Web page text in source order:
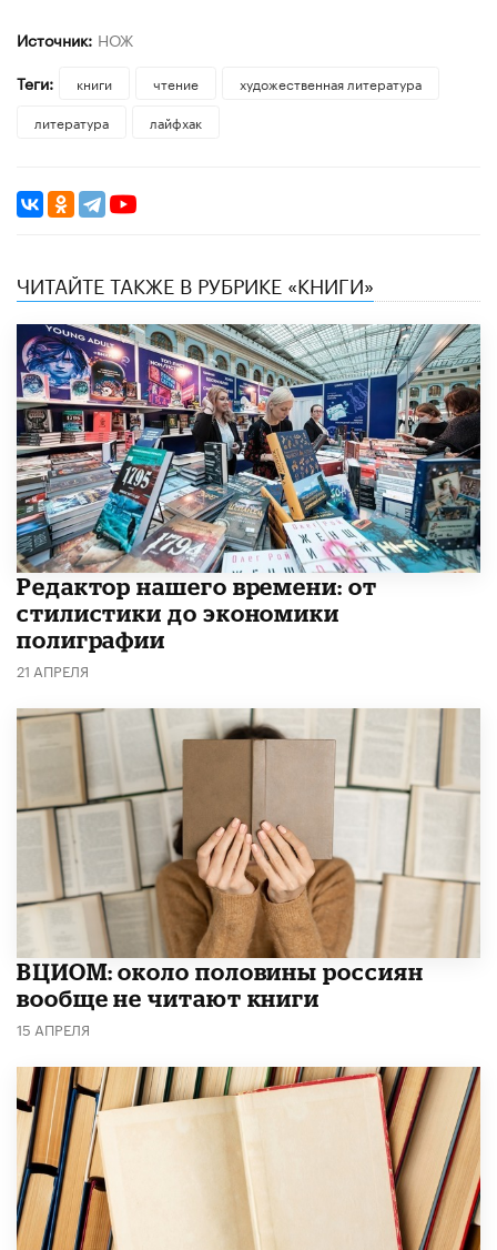
Источник: НОЖ
Теги:
книги чтение
художественная литература
литература
лайфхак
ЧИТАЙТЕ ТАКЖЕ В РУБРИКЕ «КНИГИ»
Редактор нашего времени: от
стилистики до экономики
полиграфии
21 АПРЕЛЯ
ВЦИОМ: около половины россиян
вообще не читают книги
15 АПРЕЛЯ